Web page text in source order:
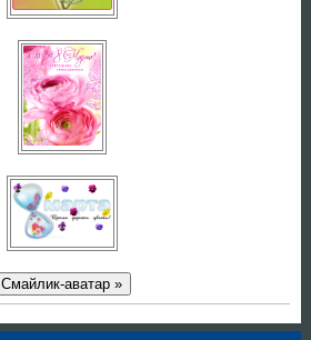
Смайлик-аватар »